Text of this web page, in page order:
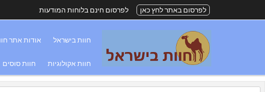
לפרסום באתר לחץ כאן לפרסום חינם בלוחות המודעות
חוות בישראל אודות אתר
חוות אקולוגיות חוות סוסים